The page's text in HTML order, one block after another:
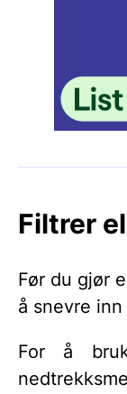
Filtrer
Før du gjør
å snevre
For å